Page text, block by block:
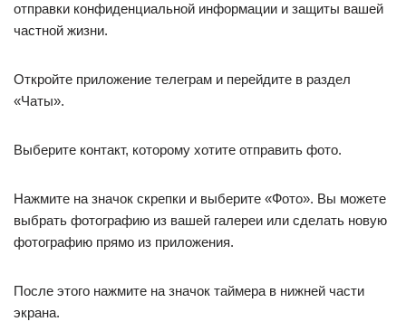
отправки конфиденциальной информации и защиты вашей
частной жизни.
Откройте приложение телеграм и перейдите в раздел
«Чаты».
Выберите контакт, которому хотите отправить фото.
Нажмите на значок скрепки и выберите «Фото». Вы можете
выбрать фотографию из вашей галереи или сделать новую
фотографию прямо из приложения.
После этого нажмите на значок таймера в нижней части
экрана.